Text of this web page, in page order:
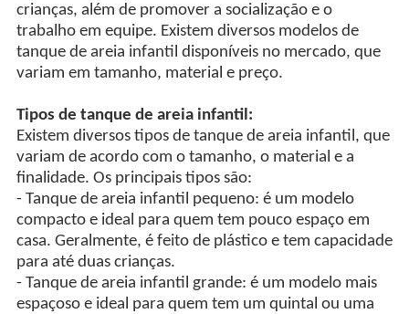
crianças, além de promover a socialização e o
trabalho em equipe. Existem diversos modelos de
tanque de areia infantil disponíveis no mercado, que
variam em tamanho, material e preço.
Tipos de tanque de areia infantil:
Existem diversos tipos de tanque de areia infantil, que
variam de acordo com o tamanho, o material e a
finalidade. Os principais tipos são:
- Tanque de areia infantil pequeno: é um modelo
compacto e ideal para quem tem pouco espaço em
casa. Geralmente, é feito de plástico e tem capacidade
para até duas crianças.
- Tanque de areia infantil grande: é um modelo mais
espaçoso e ideal para quem tem um quintal ou uma